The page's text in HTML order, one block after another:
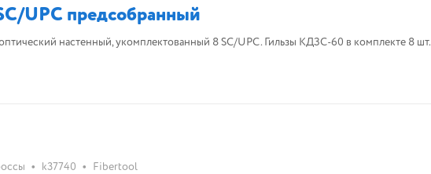
UPC предсобранный
оптический настенный, укомплектованный 8 SC/UPC. Гильзы КДЗС-60 в комплекте 8 шт.
• k37740 • Fibertool